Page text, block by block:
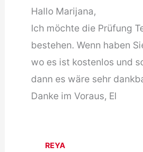
Hallo Marijana,
Ich möchte die Prüfung
bestehen. Wenn haben
wo es ist kostenlos und
dann es wäre sehr
Danke im Voraus, El
REYA